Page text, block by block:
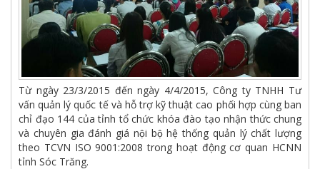
Từ ngày 23/3/2015 đến ngày 4/4/2015, Công ty TNHH Tư
vấn quản lý quốc tế và hỗ trợ kỹ thuật cao phối hợp cùng ban
chỉ đạo 144 của tỉnh tổ chức khóa đào tạo nhận thức chung
và chuyên gia đánh giá nội bộ hệ thống quản lý chất lượng
theo TCVN ISO 9001:2008 trong hoạt động cơ quan HCNN
tỉnh Sóc Trăng.